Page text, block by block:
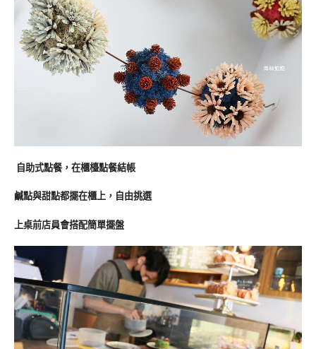
自助式點餐，在櫃檯點餐結帳
鹹點與甜點都擺在櫃上，自由挑選
上桌前店員會搭配簡單擺盤